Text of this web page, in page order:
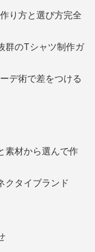
り方と選び方完全
群のTシャツ制作ガ
デ術で差をつける
素材から選んで作
クタイブランド